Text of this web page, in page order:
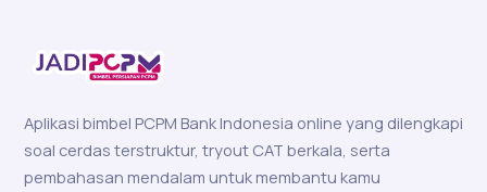
Aplikasi bimbel PCPM Bank Indonesia online yang dilengkapi
soal cerdas terstruktur, tryout CAT berkala, serta
pembahasan mendalam untuk membantu kamu